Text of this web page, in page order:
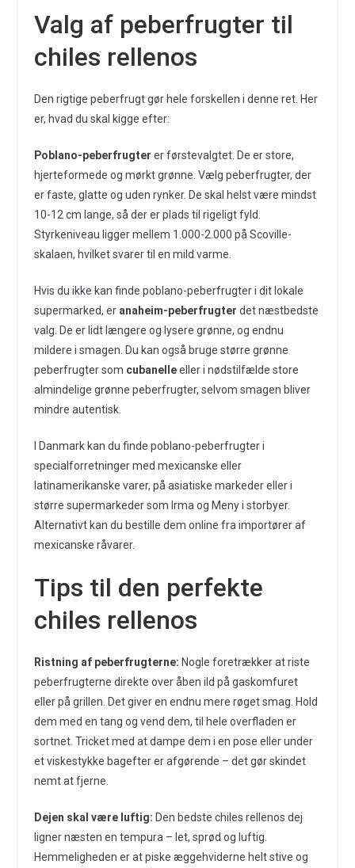
Valg af peberfrugter til
chiles rellenos
Den rigtige peberfrugt gør hele forskellen i denne ret. Her
er, hvad du skal kigge efter:
Poblano-peberfrugter er førstevalgtet. De er store,
hjerteformede og mørkt grønne. Vælg peberfrugter, der
er faste, glatte og uden rynker. De skal helst være mindst
10-12 cm lange, så der er plads til rigeligt fyld.
Styrkeniveau ligger mellem 1.000-2.000 på Scoville-
skalaen, hvilket svarer til en mild varme.
Hvis du ikke kan finde poblano-peberfrugter i dit lokale
supermarked, er anaheim-peberfrugter det næstbedste
valg. De er lidt længere og lysere grønne, og endnu
mildere i smagen. Du kan også bruge større grønne
peberfrugter som cubanelleeller i nødstilfælde store
almindelige grønne peberfrugter, selvom smagen bliver
mindre autentisk.
I Danmark kan du finde poblano-peberfrugter i
specialforretninger med mexicanske eller
latinamerikanske varer, på asiatiske markeder eller i
større supermarkeder som Irma og Meny i storbyer.
Alternativt kan du bestille dem online fra importører af
mexicanske råvarer.
Tips til den perfekte
chiles rellenos
Ristning af peberfrugterne: Nogle foretrækker at riste
peberfrugterne direkte over åben ild på gaskomfuret
eller på grillen. Det giver en endnu mere røget smag. Hold
dem med en tang og vend dem, til hele overfladen er
sortnet. Tricket med at dampe dem i en pose eller under
et viskestykke bagefter er afgørende – det gør skindet
nemt at fjerne.
Dejen skal være luftig: Den bedste chiles rellenos dej
ligner næsten en tempura – let, sprød og luftig.
Hemmeligheden er at piske æggehviderne helt stive og